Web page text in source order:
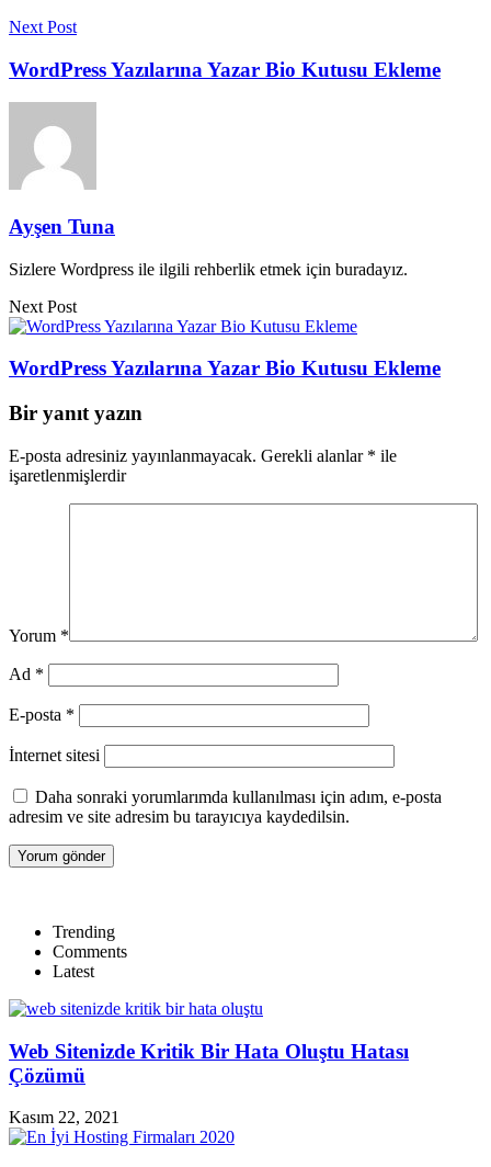
Next Post
WordPress Yazılarına Yazar Bio Kutusu Ekleme
Ayşen Tuna
Sizlere Wordpress ile ilgili rehberlik etmek için buradayız.
Next Post
WordPress Yazılarına Yazar Bio Kutusu Ekleme
Bir yanıt yazın
E-posta adresiniz yayınlanmayacak. Gerekli alanlar * ile
işaretlenmişlerdir
Yorum *
Ad *
E-posta *
İnternet sitesi
Daha sonraki yorumlarımda kullanılması için adım, e-posta
adresim ve site adresim bu tarayıcıya kaydedilsin.
Trending
Comments
Latest
Web Sitenizde Kritik Bir Hata Oluştu Hatası
Çözümü
Kasım 22, 2021